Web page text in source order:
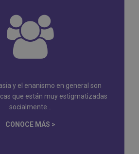
y el enanismo en general son
que están muy estigmatizadas
socialmente...
CONOCE MÁS >